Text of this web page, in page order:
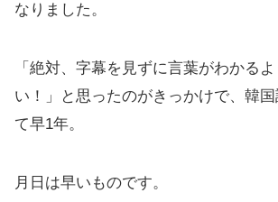
なりました。
「絶対、字幕を見ずに言葉がわかる
い！」と思ったのがきっかけで、韓
て早1年。
月日は早いものです。